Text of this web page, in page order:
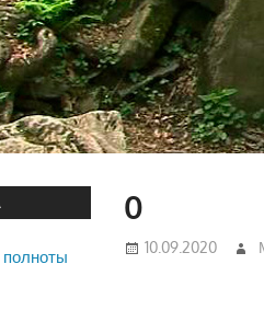
0
10.09.2020